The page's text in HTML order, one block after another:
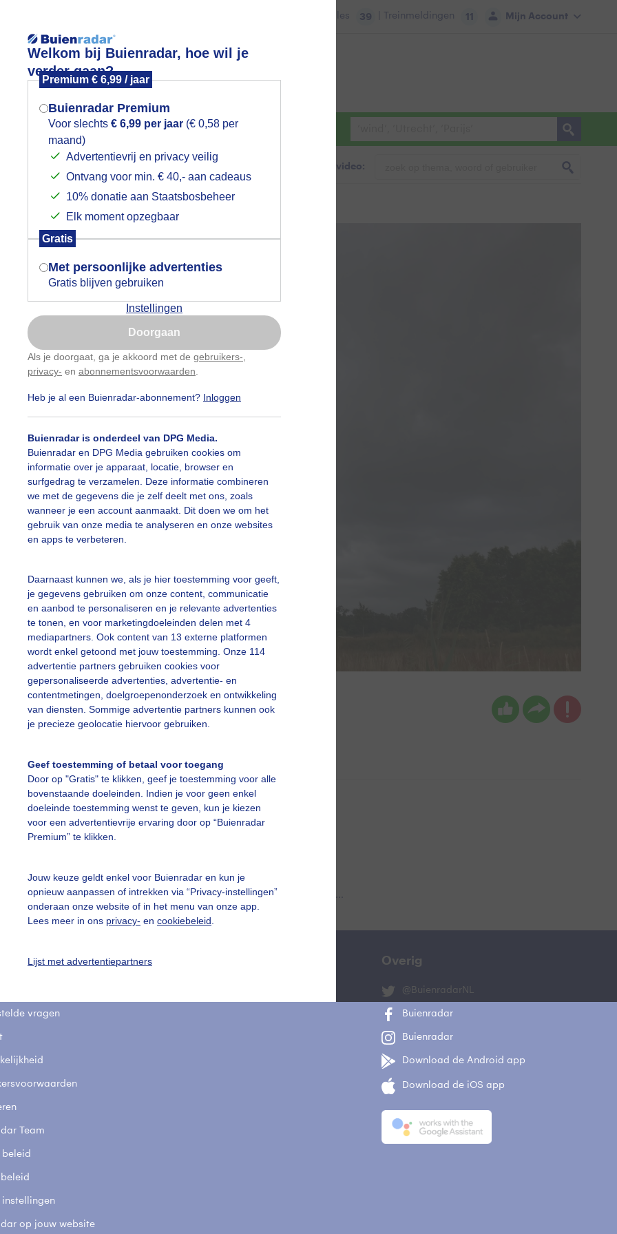
Welkom bij Buienradar, hoe wil je
verder gaan?
Premium € 6,99 / jaar
Buienradar Premium
Voor slechts € 6,99 per jaar (€ 0,58 per
maand)
Advertentievrij en privacy veilig
Ontvang voor min. € 40,- aan cadeaus
10% donatie aan Staatsbosbeheer
Elk moment opzegbaar
Gratis
Met persoonlijke advertenties
Gratis blijven gebruiken
Instellingen
Doorgaan
Als je doorgaat, ga je akkoord met de gebruikers-
privacy- en abonnementsvoorwaarden
Heb je al een Buienradar-abonnement? Inloggen
Buienradar is onderdeel van DPG Media.
Buienradar en DPG Media gebruiken cookies om
informatie over je apparaat, locatie, browser en
surfgedrag te verzamelen. Deze informatie combineren
we met de gegevens die je zelf deelt met ons, zoals
wanneer je een account aanmaakt. Dit doen we om het
gebruik van onze media te analyseren en onze websites
en apps te verbeteren.
Daarnaast kunnen we, als je hier toestemming voor geeft,
je gegevens gebruiken om onze content, communicatie
en aanbod te personaliseren en je relevante advertenties
te tonen, en voor marketingdoeleinden delen met 4
mediapartners. Ook content van 13 externe platformen
wordt enkel getoond met jouw toestemming. Onze 114
advertentie partners gebruiken cookies voor
gepersonaliseerde advertenties, advertentie- en
contentmetingen, doelgroepenonderzoek en ontwikkeling
van diensten. Sommige advertentie partners kunnen ook
je precieze geolocatie hiervoor gebruiken.
Geef toestemming of betaal voor toegang
Door op "Gratis" te klikken, geef je toestemming voor alle
bovenstaande doeleinden. Indien je voor geen enkel
doeleinde toestemming wenst te geven, kun je kiezen
voor een advertentievrije ervaring door op “Buienradar
Premium” te klikken.
Jouw keuze geldt enkel voor Buienradar en kun je
opnieuw aanpassen of intrekken via “Privacy-instellingen”
onderaan onze website of in het menu van onze app.
Lees meer in ons privacy- en cookiebeleid
Lijst met advertentiepartners
Mijn Account
Files 39 | Treinmeldingen 11
Foto en video Weerzine
Zoeken in foto & video:
Regen Wolken Natuur
Sandra Romijn Gemaakt: 08-07-2025, 76x bekeken
slideshow
Een moment geduld aub...
vragen
Team
beleid
instellingen
op jouw website
Overig
@BuienradarNL
Buienradar
Buienradar
Download de Android app
Download de iOS app
Mogen we je locatie gebruiken voor
het weer?
Indien je hier nog geen akkoord op hebt
gegeven, verschijnt er zo een pop-up uit
je browser waarin deze toestemming
gevraagd wordt.
Is goed, toon de popup
Nu niet, misschien later
Gebruik je Safari en wil je niet elke dag deze pop-up
Klikhierom dit aan te passen